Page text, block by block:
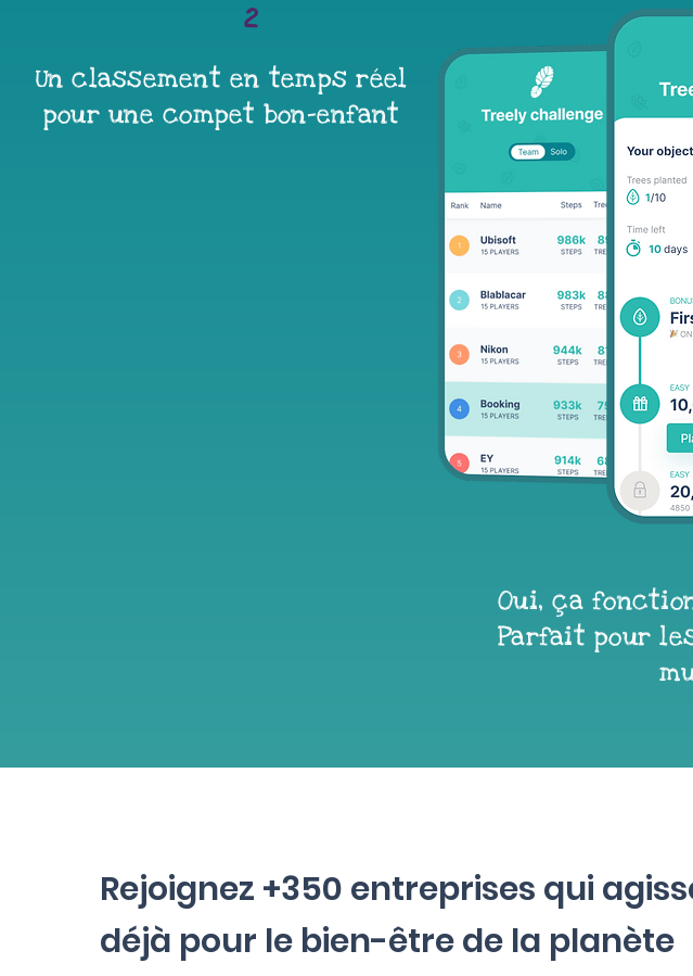
2
Un classement en temps réel
pour une compet bon-enfant
Oui, ça
Parfait pour
Rejoignez +350 entreprises qui
déjà pour le bien-être de la planète